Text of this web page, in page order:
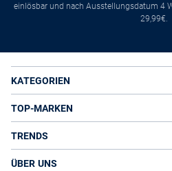
einlösbar und nach Ausstellungsdatum 4
29,99€.
KATEGORIEN
TOP-MARKEN
TRENDS
ÜBER UNS